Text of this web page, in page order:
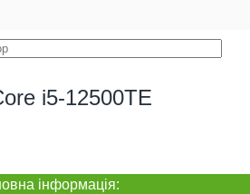
i5-12500TE
iнформація: